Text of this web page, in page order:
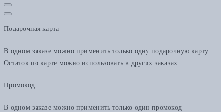
Подарочная карта
В одном заказе можно применить только одну подарочную карту.
Остаток по карте можно использовать в других заказах.
Промокод
В одном заказе можно применить только один промокод